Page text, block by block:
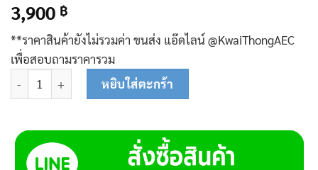
3,900 ฿
**ราคาสินค้ายังไม่รวมค่า ขนส่ง แอ๊ดไลน์ @KwaiThongAEC
เพื่อสอบถามราคารวม
จำนวน N111 มอเตอร์ไฟฟ้านาคี 2 HP ชิ้น
หยิบใส่ตะกร้า